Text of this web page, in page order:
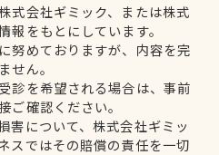
式会社ギミック、または株式
報をもとにしています。
努めておりますが、内容を完
せん。
診を希望される場合は、事前
ご確認ください。
害について、株式会社ギミッ
スではその賠償の責任を一切